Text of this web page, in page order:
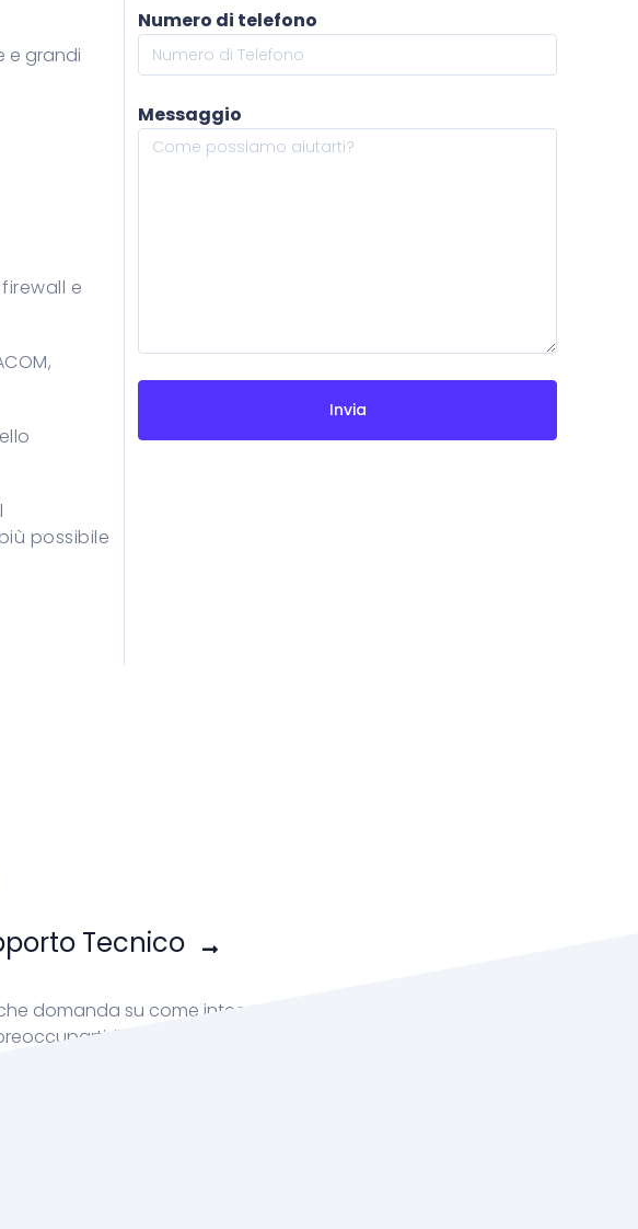
e grandi
e
possibile
Numero di telefono
Messaggio
Tecnico
domanda su come integrare il tuo prodotto?
il nostro team di RonTech è prontə per te
mail a: